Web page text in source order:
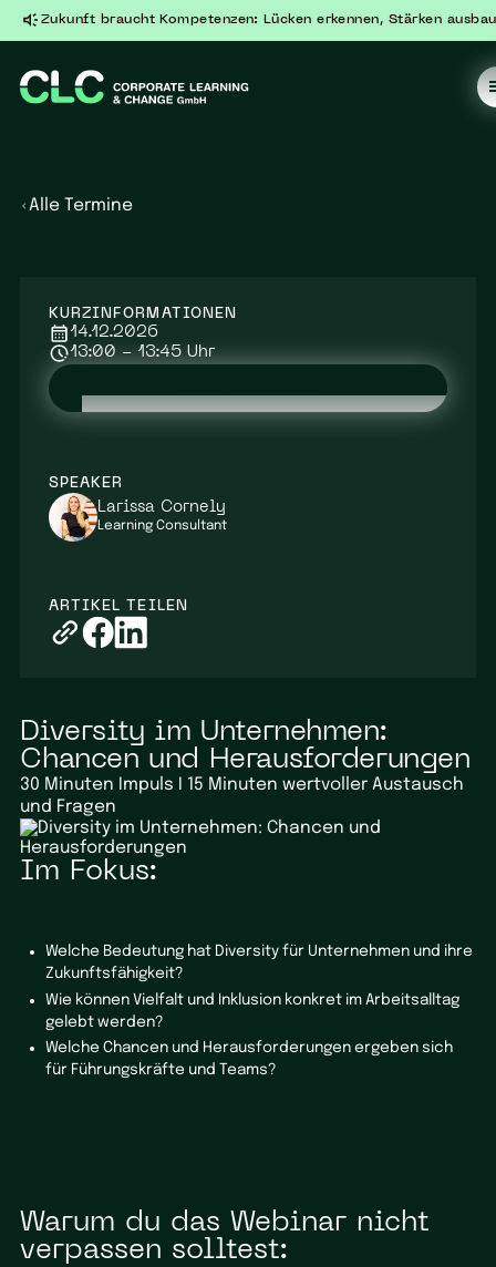
Zukunft braucht Kompetenzen: Lücken erkennen, Stärken
Alle Termine
Diversity im Unternehmen:
Chancen und Herausforderungen
30 Minuten Impuls I 15 Minuten wertvoller Austausch
und Fragen
Im Fokus:
Welche Bedeutung hat Diversity für Unternehmen und ihre
Zukunftsfähigkeit?
Wie können Vielfalt und Inklusion konkret im Arbeitsalltag
gelebt werden?
Welche Chancen und Herausforderungen ergeben sich
für Führungskräfte und Teams?
Warum du das Webinar nicht
verpassen solltest:
KURZINFORMATIONEN
14.12.2026
13:00 - 13:45 Uhr
SPEAKER
Larissa Cornely
Learning Consultant
ARTIKEL TEILEN